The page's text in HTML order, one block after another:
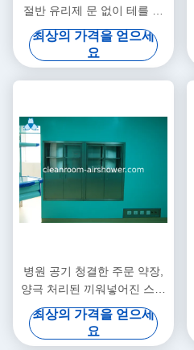
절반 유리제 문 없이 테를 달
아
최상의 가격을 얻으세
요
병원 공기 청결한 주문 약장,
양극 처리된 끼워넣어진 스테
인리스 약장
최상의 가격을 얻으세
요